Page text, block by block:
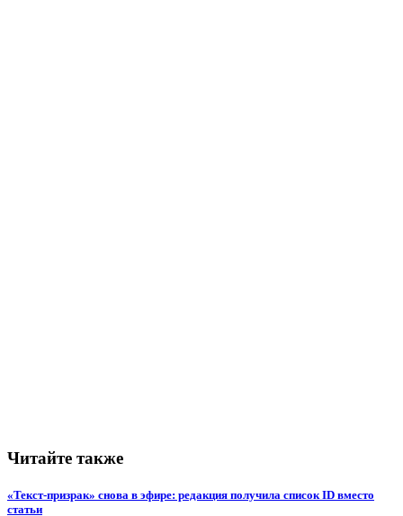
Читайте также
«Текст-призрак» снова в эфире: редакция получила список ID вместо
статьи